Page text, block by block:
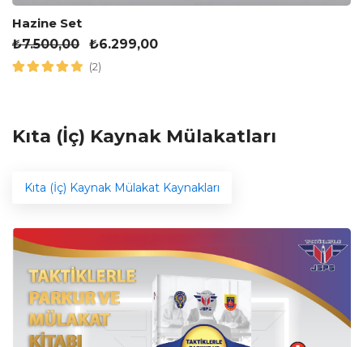
Hazine Set
₺7.500,00 ₺6.299,00
(2)
Kıta (İç) Kaynak Mülakatları
Kıta (İç) Kaynak Mülakat Kaynakları